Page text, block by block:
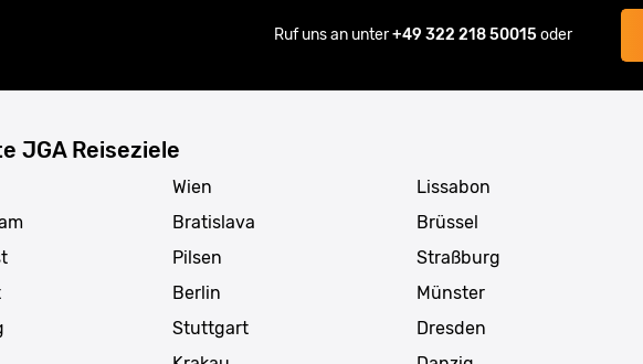
Ruf uns an unter+49 322 218 50015oder
JGA Reiseziele
Wien
Bratislava
Pilsen
Berlin
Stuttgart
Lissabon
Brüssel
Straßburg
Münster
Dresden